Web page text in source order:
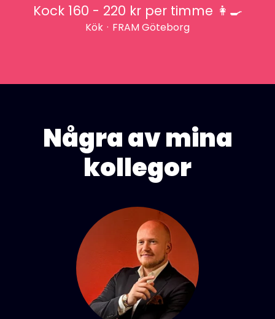
Kock 160 - 220 kr per timme 👩‍🍳
Kök · FRAM Göteborg
Några av mina
kollegor